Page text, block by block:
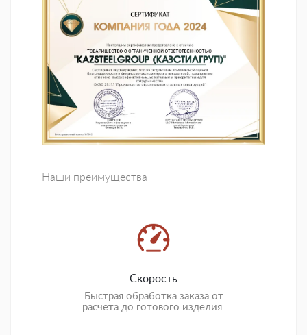
Наши преимущества
Скорость
Быстрая обработка заказа от
расчета до готового изделия.